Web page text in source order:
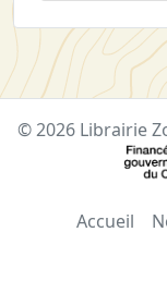
© 2026 Librairie
Accueil